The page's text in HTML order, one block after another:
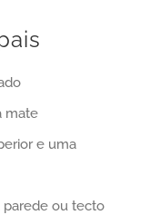
mate
e uma
parede ou tecto